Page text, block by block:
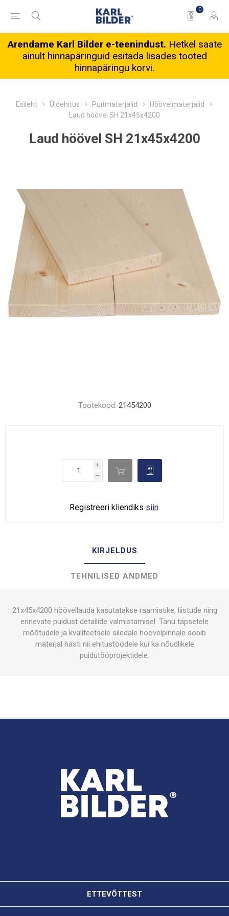
0
Arendame Karl Bilder e-teenindust. Hetkel saate
ainult hinnapäringuid esitada lisades tooted
hinnapäringu korvi.
Esileht Üldehitus Puitmaterjalid
Höövelmaterjalid
Laud höövel SH 21x45x4200
Laud höövel SH 21x45x4200
Tootekood: 21454200
i
h
d 
Registreeri kliendiks siin.
KIRJELDUS
TEHNILISED ANDMED
21x45x4200 höövellauda kasutatakse raamistike, liistude ning
erinevate puidust detailide valmistamisel. Tänu täpsetele
mõõtudele ja kvaliteetsele siledale höövelpinnale sobib
materjal hästi nii ehitustöödele kui ka nõudlikele
puidutööprojektidele.
ETTEVÕTTEST